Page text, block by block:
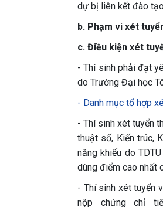
dự bị liên kết đào
b. Phạm vi xét
c. Điều kiện xét
- Thí sinh phải đạt
do Trường Đại học
- Danh mục tổ hợp
- Thí sinh xét tuyển
thuật số, Kiến trúc,
năng khiếu do
dùng điểm cao nhất
- Thí sinh xét tuyển
nộp chứng chỉ